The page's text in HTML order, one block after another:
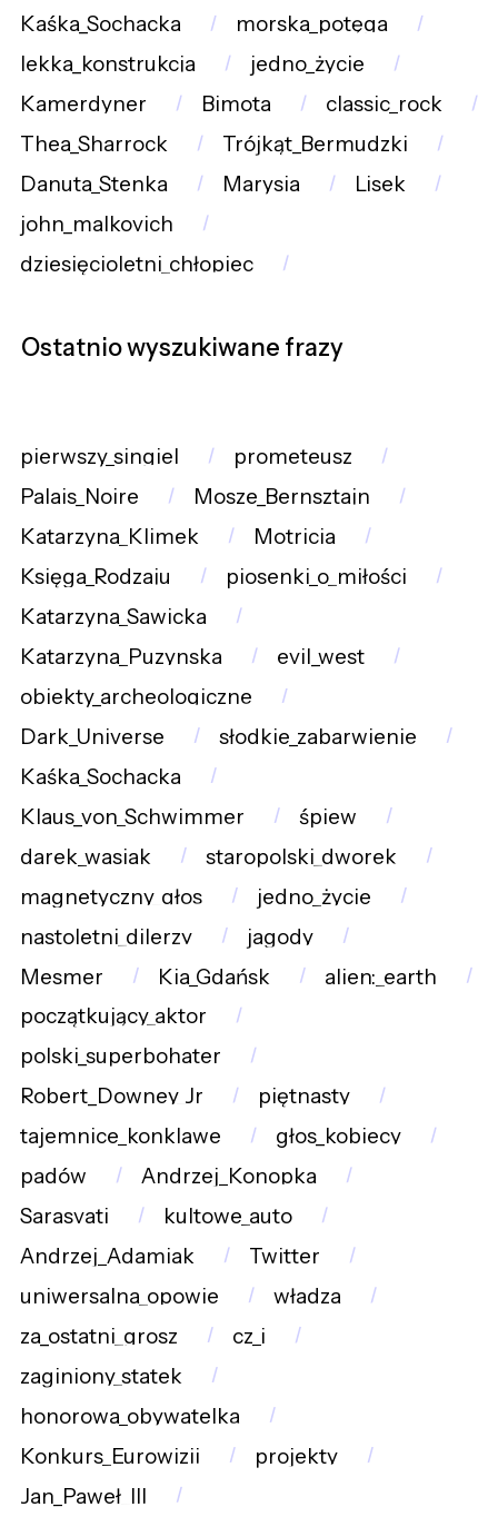
Kaśka_Sochacka
morska_potęga
lekka_konstrukcja
jedno_życie
Kamerdyner
Bimota
classic_rock
Thea_Sharrock
Trójkąt_Bermudzki
Danuta_Stenka
Marysia
Lisek
john_malkovich
dziesięcioletni_chłopiec
Ostatnio wyszukiwane frazy
pierwszy_singiel
prometeusz
Palais_Noire
Mosze_Bernsztajn
Katarzyna_Klimek
Motricia
Księga_Rodzaju
piosenki_o_miłości
Katarzyna_Sawicka
Katarzyna_Puzynska
evil_west
obiekty_archeologiczne
Dark_Universe
słodkie_zabarwienie
Kaśka_Sochacka
Klaus_von_Schwimmer
śpiew
darek_wasiak
staropolski_dworek
magnetyczny_głos
jedno_życie
nastoletni_dilerzy
jagody
Mesmer
Kia_Gdańsk
alien:_earth
początkujący_aktor
polski_superbohater
Robert_Downey_Jr
piętnasty
tajemnice_konklawe
głos_kobiecy
padów
Andrzej_Konopka
Sarasvati
kultowe_auto
Andrzej_Adamiak
Twitter
uniwersalna_opowie
władza
za_ostatni_grosz
cz_i
zaginiony_statek
honorowa_obywatelka
Konkurs_Eurowizji
projekty
Jan_Paweł_III